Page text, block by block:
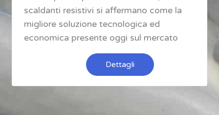
scaldanti resistivi si affermano come la
migliore soluzione tecnologica ed
economica presente oggi sul mercato
Dettagli